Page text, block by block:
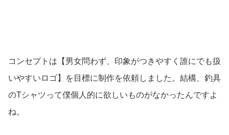
コンセプトは【男女問わず、印象がつきやすく誰にでも扱
いやすいロゴ】を目標に制作を依頼しました。結構、釣具
のTシャツって僕個人的に欲しいものがなかったんですよ
ね。